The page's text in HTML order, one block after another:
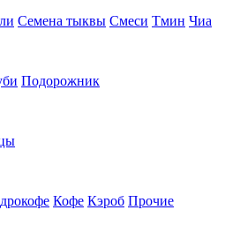
Семена тыквы Смеси Тмин Чиа
Подорожник
Кофе Кэроб Прочие